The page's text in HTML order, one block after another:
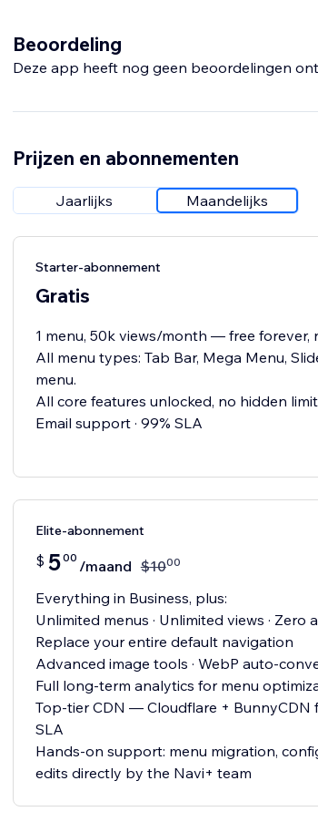
Beoordeling
Deze app heeft nog geen beoordelingen
Prijzen en abonnementen
Jaarlijks Maandelijks
Starter-abonnement
Gratis
1 menu, 50k views/month — free forever,
All menu types: Tab Bar, Mega Menu,
menu.
All core features unlocked, no hidden
Email support · 99% SLA
Elite-abonnement
$ 500 /maand $1000
Everything in Business, plus:
Unlimited menus · Unlimited views · Zero
Replace your entire default navigation
Advanced image tools · WebP auto-
Full long-term analytics for menu
Top-tier CDN — Cloudflare + BunnyCDN
SLA
Hands-on support: menu migration,
edits directly by the Navi+ team